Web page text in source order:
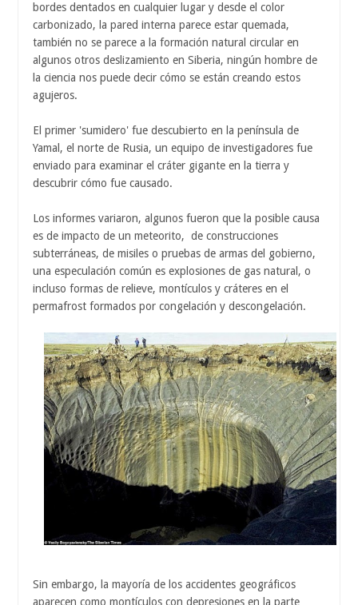
bordes dentados en cualquier lugar y desde el color
carbonizado, la pared interna parece estar quemada,
también no se parece a la formación natural circular en
algunos otros deslizamiento en Siberia, ningún hombre de
la ciencia nos puede decir cómo se están creando estos
agujeros.
El primer 'sumidero' fue descubierto en la península de
Yamal, el norte de Rusia, un equipo de investigadores fue
enviado para examinar el cráter gigante en la tierra y
descubrir cómo fue causado.
Los informes variaron, algunos fueron que la posible causa
es de impacto de un meteorito, de construcciones
subterráneas, de misiles o pruebas de armas del gobierno,
una especulación común es explosiones de gas natural, o
incluso formas de relieve, montículos y cráteres en el
permafrost formados por congelación y descongelación.
Sin embargo, la mayoría de los accidentes geográficos
aparecen como montículos con depresiones en la parte